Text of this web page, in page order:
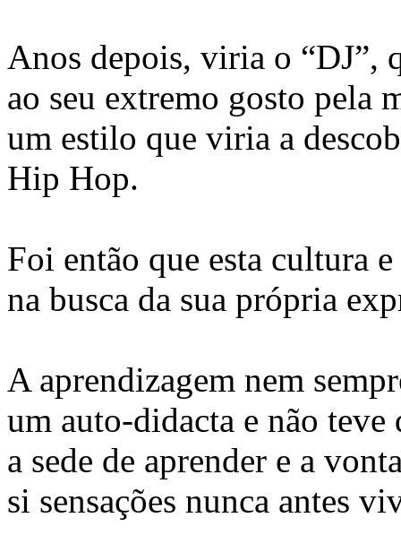
Anos depois, viria o “DJ”,
ao seu extremo gosto pela
um estilo que viria a
Hip Hop.
Foi então que esta cultura
na busca da sua própria
A aprendizagem nem
um auto-didacta e não
a sede de aprender e a
si sensações nunca antes